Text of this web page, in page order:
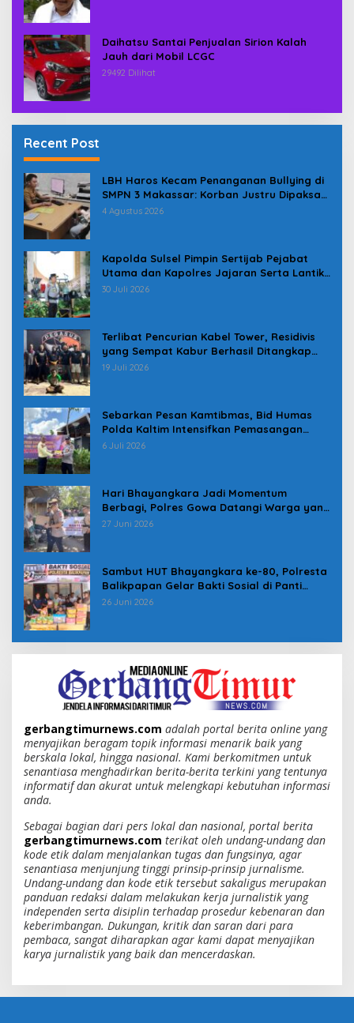
Daihatsu Santai Penjualan Sirion Kalah
Jauh dari Mobil LCGC
29492 Dilihat
Recent Post
LBH Haros Kecam Penanganan Bullying di
SMPN 3 Makassar: Korban Justru Dipaksa
Pindah
4 Agustus 2026
Kapolda Sulsel Pimpin Sertijab Pejabat
Utama dan Kapolres Jajaran Serta Lantik
Karolog dan Kapolresta Gowa
30 Juli 2026
Terlibat Pencurian Kabel Tower, Residivis
yang Sempat Kabur Berhasil Ditangkap
Tim Gabungan di Jeneponto
19 Juli 2026
Sebarkan Pesan Kamtibmas, Bid Humas
Polda Kaltim Intensifkan Pemasangan
Spanduk serta Pembagian Stiker
6 Juli 2026
Hari Bhayangkara Jadi Momentum
Berbagi, Polres Gowa Datangi Warga yang
Membutuhkan
27 Juni 2026
Sambut HUT Bhayangkara ke-80, Polresta
Balikpapan Gelar Bakti Sosial di Panti
Asuhan Jabal Rahmah
26 Juni 2026
gerbangtimurnews.com adalah portal berita online yang
menyajikan beragam topik informasi menarik baik yang
berskala lokal, hingga nasional. Kami berkomitmen untuk
senantiasa menghadirkan berita-berita terkini yang tentunya
informatif dan akurat untuk melengkapi kebutuhan informasi
anda.
Sebagai bagian dari pers lokal dan nasional, portal berita
gerbangtimurnews.com terikat oleh undang-undang dan
kode etik dalam menjalankan tugas dan fungsinya, agar
senantiasa menjunjung tinggi prinsip-prinsip jurnalisme.
Undang-undang dan kode etik tersebut sakaligus merupakan
panduan redaksi dalam melakukan kerja jurnalistik yang
independen serta disiplin terhadap prosedur kebenaran dan
keberimbangan. Dukungan, kritik dan saran dari para
pembaca, sangat diharapkan agar kami dapat menyajikan
karya jurnalistik yang baik dan mencerdaskan.